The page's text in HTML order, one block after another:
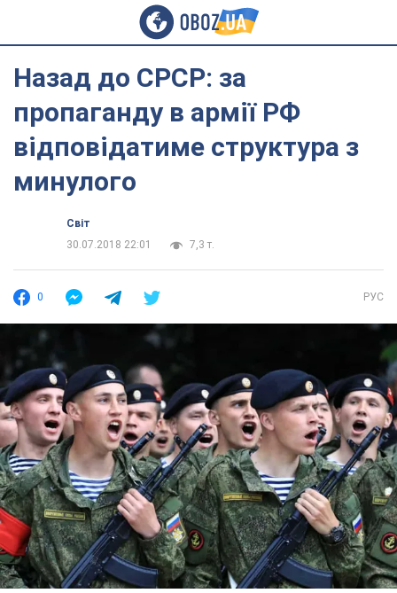
Назад до СРСР: за
пропаганду в армії РФ
відповідатиме структура з
минулого
Світ
30.07.2018 22:01
7,3 т.
0 РУС